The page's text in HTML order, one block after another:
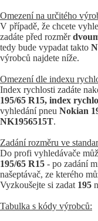
Omezení na určitého
V případě, že chcete
zadáte před rozměr
tedy bude vypadat takto
výrobců najdete níže.
Omezení dle indexu
Index rychlosti zadáte
195/65 R15, index
vyhledání pneu Nokian
NK1956515T.
Zadání rozměru ve
Do profi vyhledávače
195/65 R15 - po zadání
našeptávač, ze kterého
Vyzkoušejte si zadat 195
Tabulka s kódy výrobců: